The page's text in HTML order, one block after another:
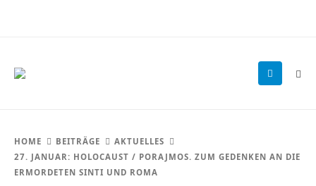
HOME BEITRÄGE
AKTUELLES
27. JANUAR: HOLOCAUST / PORAJMOS. ZUM GEDENKEN AN DIE
ERMORDETEN SINTI UND ROMA